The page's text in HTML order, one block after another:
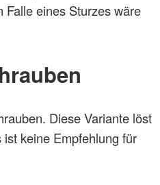
Falle eines Sturzes wäre
Diese Variante löst
keine Empfehlung für